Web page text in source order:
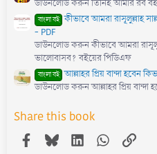
ডাউনলোড করুন তিনিই আমার রব
বাংলা বই কীভাবে আমরা রাসূলুল্লাহ
- PDF
ডাউনলোড করুন কীভাবে আমরা
ভালোবাসব? বইয়ের পিডিএফ
বাংলা বই আল্লাহর প্রিয় বান্দা হবেন
ডাউনলোড করুন আল্লাহর প্রিয় বান্দা
Share this book
Facebook
BlueskyLinkedInWhatsApp
Link